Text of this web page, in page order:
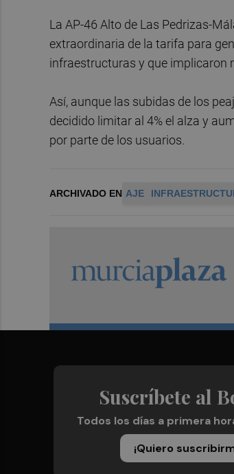
La AP-46 Alto de Las Pedrizas-
extraordinaria de la tarifa para
infraestructuras y que implicaron
Así, aunque las subidas de los
decidido limitar al 4% el alza y
por parte de los usuarios.
ARCHIVADO EN AJE
Suscríbete al
Todos los días a primera
¡Quiero